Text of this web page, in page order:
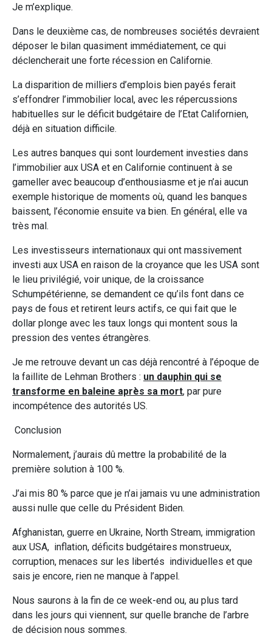
Je m’explique.
Dans le deuxième cas, de nombreuses sociétés devraient
déposer le bilan quasiment immédiatement, ce qui
déclencherait une forte récession en Californie.
La disparition de milliers d’emplois bien payés ferait
s’effondrer l’immobilier local, avec les répercussions
habituelles sur le déficit budgétaire de l’Etat Californien,
déjà en situation difficile.
Les autres banques qui sont lourdement investies dans
l’immobilier aux USA et en Californie continuent à se
gameller avec beaucoup d’enthousiasme et je n’ai aucun
exemple historique de moments où, quand les banques
baissent, l’économie ensuite va bien. En général, elle va
très mal.
Les investisseurs internationaux qui ont massivement
investi aux USA en raison de la croyance que les USA sont
le lieu privilégié, voir unique, de la croissance
Schumpétérienne, se demandent ce qu’ils font dans ce
pays de fous et retirent leurs actifs, ce qui fait que le
dollar plonge avec les taux longs qui montent sous la
pression des ventes étrangères.
Je me retrouve devant un cas déjà rencontré à l’époque de
la faillite de Lehman Brothers : un dauphin qui se
transforme en baleine après sa mort, par pure
incompétence des autorités US.
Conclusion
Normalement, j’aurais dû mettre la probabilité de la
première solution à 100 %.
J’ai mis 80 % parce que je n’ai jamais vu une administration
aussi nulle que celle du Président Biden.
Afghanistan, guerre en Ukraine, North Stream, immigration
aux USA, inflation, déficits budgétaires monstrueux,
corruption, menaces sur les libertés individuelles et que
sais je encore, rien ne manque à l’appel.
Nous saurons à la fin de ce week-end ou, au plus tard
dans les jours qui viennent, sur quelle branche de l’arbre
de décision nous sommes.